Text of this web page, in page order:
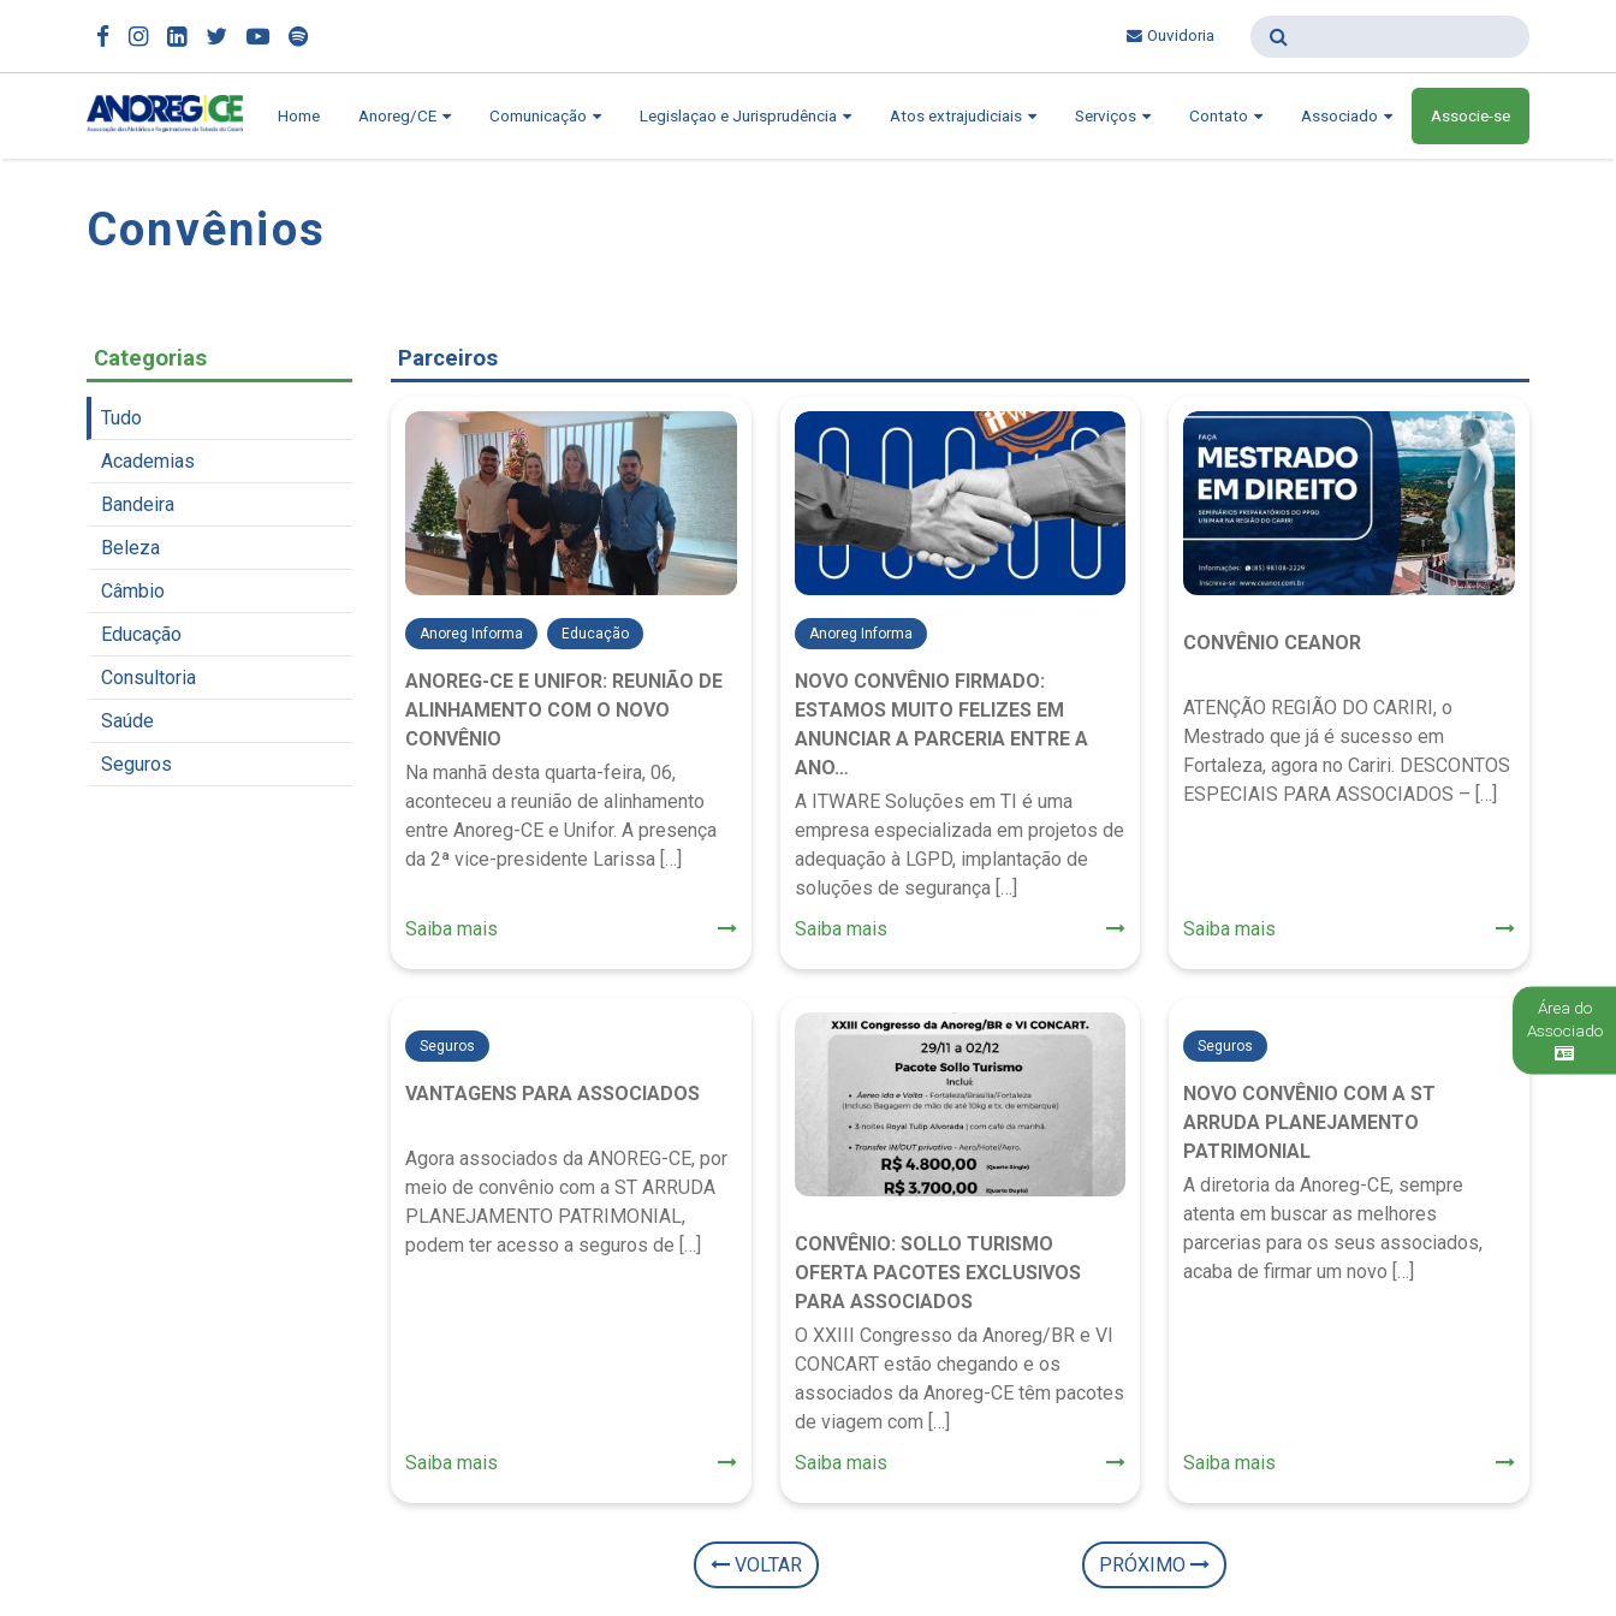
Área do
Associado
Ouvidoria
Home Anoreg/CE Comunicação Legislaçao e Jurisprudência Atos extrajudiciais Serviços Contato Associado Associe-se
Convênios
Categorias
Tudo
Academias
Bandeira
Beleza
Câmbio
Educação
Consultoria
Saúde
Seguros
Parceiros
Anoreg Informa Educação
ANOREG-CE E UNIFOR: REUNIÃO DE
ALINHAMENTO COM O NOVO
CONVÊNIO
Na manhã desta quarta-feira, 06,
aconteceu a reunião de alinhamento
entre Anoreg-CE e Unifor. A presença
da 2ª vice-presidente Larissa […]
Saiba mais
Anoreg Informa
NOVO CONVÊNIO FIRMADO:
ESTAMOS MUITO FELIZES EM
ANUNCIAR A PARCERIA ENTRE A
ANO…
A ITWARE Soluções em TI é uma
empresa especializada em projetos de
adequação à LGPD, implantação de
soluções de segurança […]
Saiba mais
CONVÊNIO CEANOR
ATENÇÃO REGIÃO DO CARIRI, o
Mestrado que já é sucesso em
Fortaleza, agora no Cariri. DESCONTOS
ESPECIAIS PARA ASSOCIADOS – […]
Saiba mais
Seguros
VANTAGENS PARA ASSOCIADOS
Agora associados da ANOREG-CE, por
meio de convênio com a ST ARRUDA
PLANEJAMENTO PATRIMONIAL,
podem ter acesso a seguros de […]
Saiba mais
CONVÊNIO: SOLLO TURISMO
OFERTA PACOTES EXCLUSIVOS
PARA ASSOCIADOS
O XXIII Congresso da Anoreg/BR e VI
CONCART estão chegando e os
associados da Anoreg-CE têm pacotes
de viagem com […]
Saiba mais
Seguros
NOVO CONVÊNIO COM A ST
ARRUDA PLANEJAMENTO
PATRIMONIAL
A diretoria da Anoreg-CE, sempre
atenta em buscar as melhores
parcerias para os seus associados,
acaba de firmar um novo […]
Saiba mais
VOLTAR PRÓXIMO